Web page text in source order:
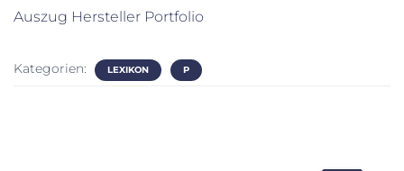
Auszug Hersteller Portfolio
Kategorien: LEXIKON P